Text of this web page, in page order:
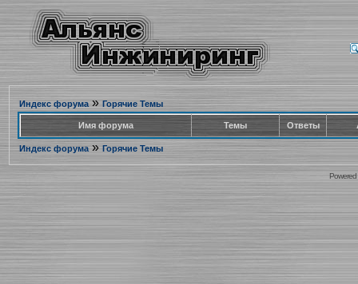
Индекс форума» Горячие Темы
Имя форума Темы Ответы
Индекс форума» Горячие Темы